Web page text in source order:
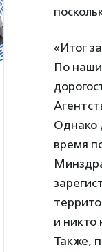
«Итог
По
Однако
время
и никто
Также,